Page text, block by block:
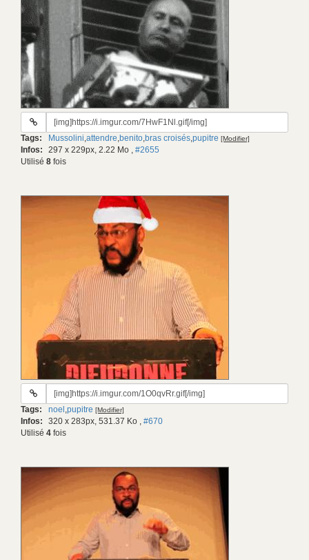
URL
gif:
Tags: Mussolini,attendre,benito,bras croisés,pupitre [Modifier]
Infos: 297 x 229px, 2.22 Mo , #2655
Utilisé 8 fois
URL
gif:
Tags: noel ,pupitre [Modifier]
Infos: 320 x 283px, 531.37 Ko , #670
Utilisé 4 fois